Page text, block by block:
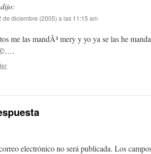
dijo:
de diciembre (2005) a las 11:15 am
me las mandÃ³ mery y yo ya se las he
electrónico no será publicada. Los